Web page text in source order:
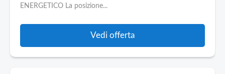
Area
ENERGETICO La posizione...
Vedi offerta